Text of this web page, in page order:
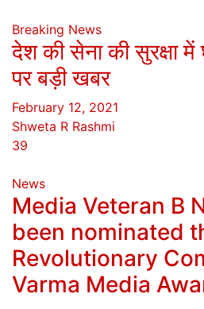
Breaking News
देश की सेना की सुरक्षा
पर बड़ी खबर
February 12, 2021
Shweta R Rashmi
39
News
Media Veteran B
been nominated
Revolutionary
Varma Media